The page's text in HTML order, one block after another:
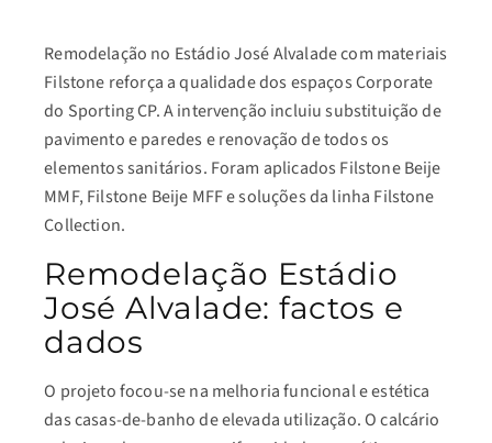
Remodelação no Estádio José Alvalade com materiais
Filstone reforça a qualidade dos espaços Corporate
do Sporting CP. A intervenção incluiu substituição de
pavimento e paredes e renovação de todos os
elementos sanitários. Foram aplicados Filstone Beije
MMF, Filstone Beije MFF e soluções da linha Filstone
Collection.
Remodelação Estádio
José Alvalade: factos e
dados
O projeto focou-se na melhoria funcional e estética
das casas-de-banho de elevada utilização. O calcário